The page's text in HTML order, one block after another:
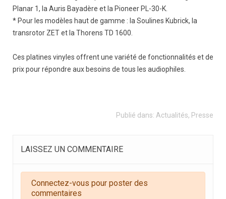
Planar 1, la Auris Bayadère et la Pioneer PL-30-K.
* Pour les modèles haut de gamme : la Soulines Kubrick, la
transrotor ZET et la Thorens TD 1600.
Ces platines vinyles offrent une variété de fonctionnalités et de
prix pour répondre aux besoins de tous les audiophiles.
Publié dans: Actualités, Presse
LAISSEZ UN COMMENTAIRE
Connectez-vous pour poster des
commentaires